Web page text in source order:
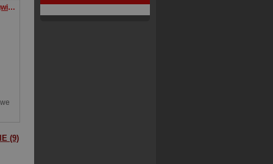
A na niebie blask od gwiazd Opowieści na Boże Narodzenie
(9)